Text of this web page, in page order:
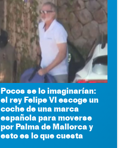
Pocos se lo imaginarían:
el rey Felipe VI escoge un
coche de una marca
española para moverse
por Palma de Mallorca y
esto es lo que cuesta